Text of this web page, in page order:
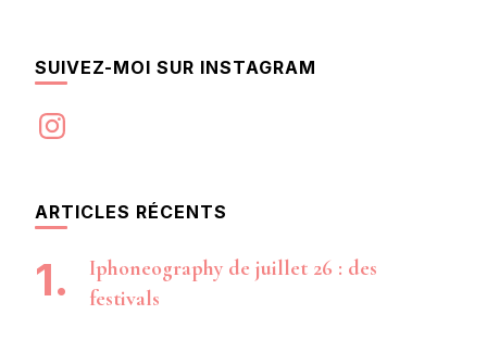
SUIVEZ-MOI SUR INSTAGRAM
Instagram
ARTICLES RÉCENTS
Iphoneography de juillet 26 : des
festivals